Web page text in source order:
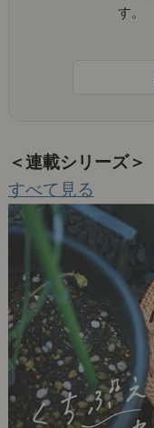
す。
＜連載シリーズ＞
すべて見る